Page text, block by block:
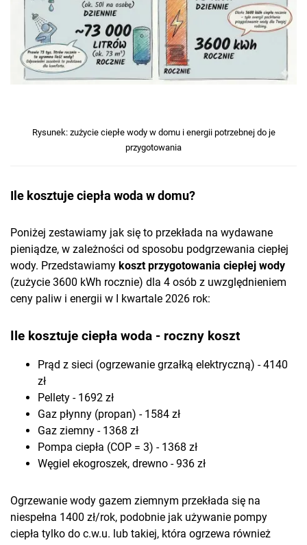
Rysunek: zużycie ciepłe wody w domu i energii potrzebnej do je
przygotowania
Ile kosztuje ciepła woda w domu?
Poniżej zestawiamy jak się to przekłada na wydawane
pieniądze, w zależności od sposobu podgrzewania ciepłej
wody. Przedstawiamy koszt przygotowania ciepłej wody
(zużycie 3600 kWh rocznie) dla 4 osób z uwzględnieniem
ceny paliw i energii w I kwartale 2026 rok:
Ile kosztuje ciepła woda - roczny koszt
Prąd z sieci (ogrzewanie grzałką elektryczną) - 4140
zł
Pellety - 1692 zł
Gaz płynny (propan) - 1584 zł
Gaz ziemny - 1368 zł
Pompa ciepła (COP = 3) - 1368 zł
Węgiel ekogroszek, drewno - 936 zł
Ogrzewanie wody gazem ziemnym przekłada się na
niespełna 1400 zł/rok, podobnie jak używanie pompy
ciepła tylko do c.w.u. lub takiej, która ogrzewa również